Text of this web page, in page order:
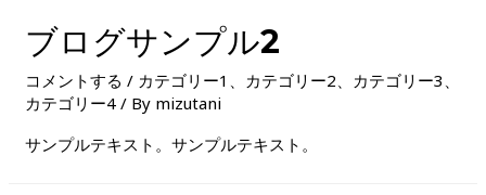
ブログサンプル2
コメントする / カテゴリー1 、 カテゴリー2、 カテゴリー3 、
カテゴリー4 / By mizutani
サンプルテキスト。サンプルテキスト。